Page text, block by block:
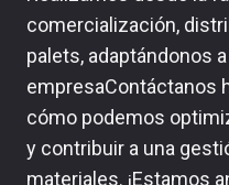
comercialización,
palets, adaptándonos
empresaContáctanos
cómo podemos
y contribuir a una
materiales. ¡Estamos